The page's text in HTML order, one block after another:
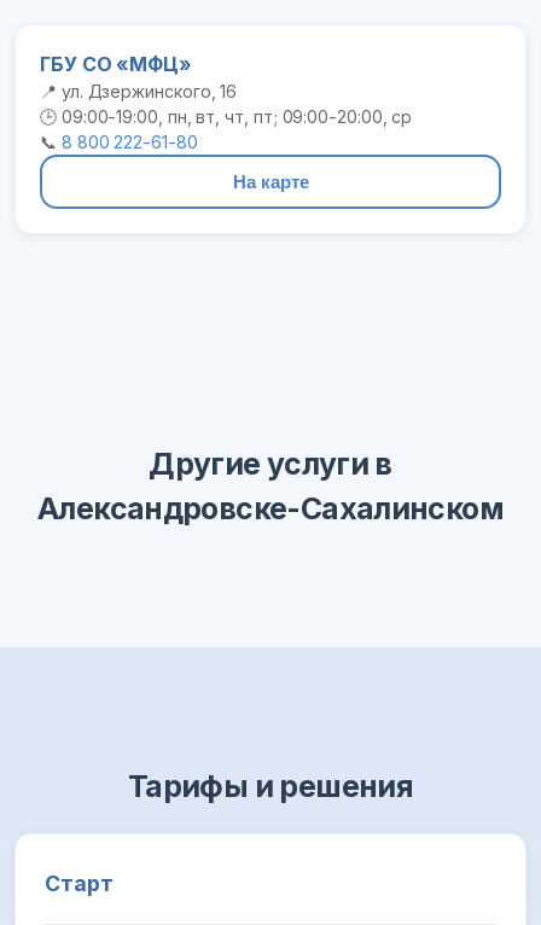
ГБУ СО «МФЦ»
📍 ул. Дзержинского, 16
🕒 09:00-19:00, пн, вт, чт, пт; 09:00-20:00, ср
📞 8 800 222-61-80
На карте
Другие услуги в
Александровске-Сахалинском
Тарифы и решения
Старт